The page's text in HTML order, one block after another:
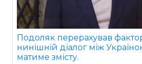
Подоляк перерахував
нинішній діалог між
матиме змісту.